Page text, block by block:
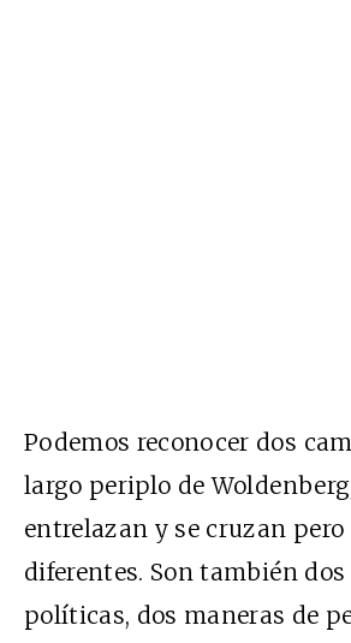
Podemos reconocer dos
largo periplo de
entrelazan y se cruzan pero
diferentes. Son también
políticas, dos maneras de